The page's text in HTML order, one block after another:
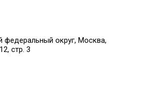
федеральный округ, Москва,
стр. 3